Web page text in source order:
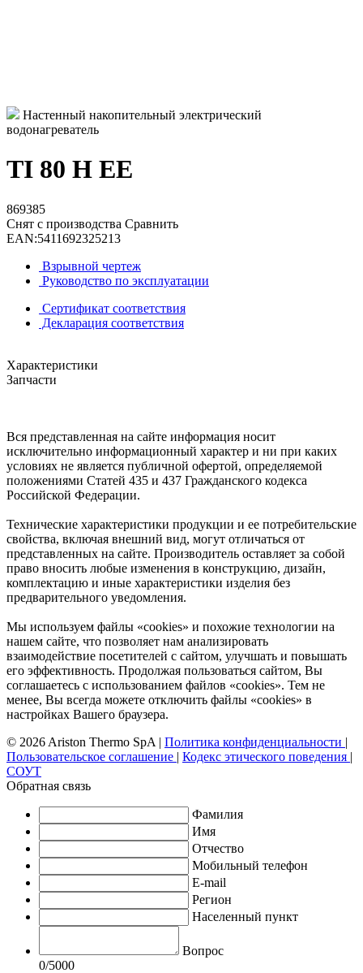
Настенный накопительный электрический
водонагреватель
TI 80 H EE
869385
Снят с производства Сравнить
EAN:5411692325213
Взрывной чертеж
Руководство по эксплуатации
Сертификат соответствия
Декларация соответствия
Характеристики
Запчасти
Вся представленная на сайте информация носит
исключительно информационный характер и ни при каких
условиях не является публичной офертой, определяемой
положениями Статей 435 и 437 Гражданского кодекса
Российской Федерации.
Технические характеристики продукции и ее потребительские
свойства, включая внешний вид, могут отличаться от
представленных на сайте. Производитель оставляет за собой
право вносить любые изменения в конструкцию, дизайн,
комплектацию и иные характеристики изделия без
предварительного уведомления.
Мы используем файлы «cookies» и похожие технологии на
нашем сайте, что позволяет нам анализировать
взаимодействие посетителей с сайтом, улучшать и повышать
его эффективность. Продолжая пользоваться сайтом, Вы
соглашаетесь с использованием файлов «cookies». Тем не
менее, Вы всегда можете отключить файлы «cookies» в
настройках Вашего браузера.
© 2026 Ariston Thermo SpA | Политика конфиденциальности |
Пользовательское соглашение | Кодекс этического поведения |
СОУТ
Обратная связь
Фамилия
Имя
Отчество
Мобильный телефон
E-mail
Регион
Населенный пункт
Вопрос
0/5000